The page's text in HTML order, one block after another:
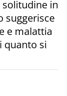
in
suggerisce
e malattia
quanto si